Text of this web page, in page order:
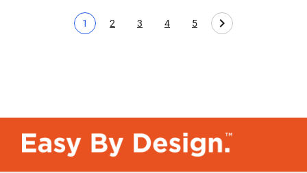
Huidige pagina
1
Page
2
Page
3
Page
4
Page
5